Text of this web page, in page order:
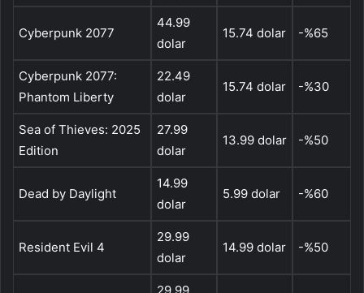
Cyberpunk 2077
44.99
dolar
15.74 dolar -%65
Cyberpunk 2077:
Phantom Liberty
22.49
dolar
15.74 dolar -%30
Sea of Thieves: 2025
Edition
27.99
dolar
13.99 dolar -%50
Dead by Daylight
14.99
dolar
5.99 dolar -%60
Resident Evil 4
29.99
dolar
14.99 dolar -%50